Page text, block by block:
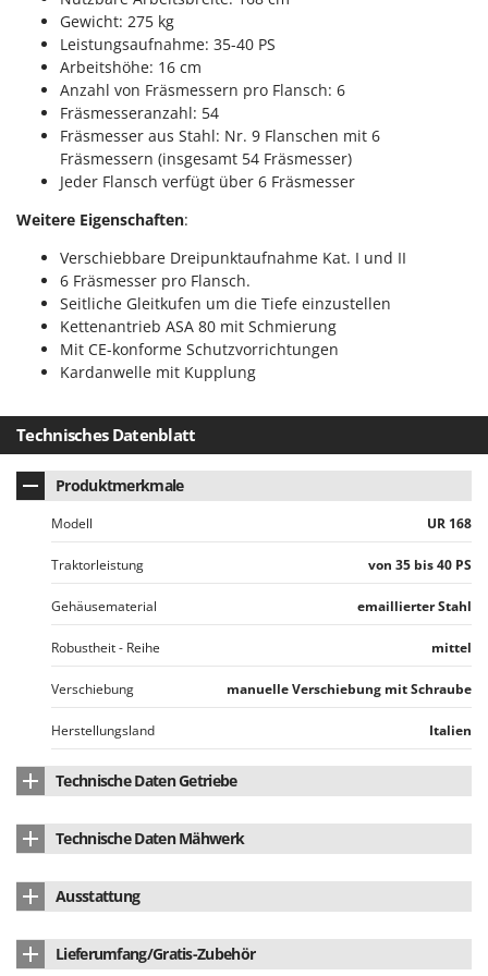
Rührtöpfe mit Elektrischem Rührwerk
Rupfmaschinen
Sämaschinen und Düngerstreuer
Scheibenpflüge
Schneefräsen
Schneeräumer
Schrotmühlen - elektrisch
Schwader für Traktoren
Schweißgeräte
Seilwinden - Motorseilwinden
Sichelmulcher für Traktoren
Sortierer für Oliven
Sprühgeräte für Pflanzenbehandlung
Stäubegeräte für Traktor
Staubsauger - Elektrobesen
Teppichreiniger und Teppichbodenreiniger
Thermische und mechanische Unkrautbrenner
Tomatenpressen
Traktor-Heckenscheren mit Ausleger
U
Umkehrfräsen
V
Vakuumiergeräte
Vertikutierer
GreenBay
Greenworks
GRIFO
GVS
GYS
H
Hailo
Henx
HiKOKI
Honda
Il-Tec
Imperia
Infaco
Intec
Intex
Iseki
ITM
JOLLY ITALIA
K
KAAZ
Karcher
Kasco
Kemper
Keter
Gewicht: 275 kg
Leistungsaufnahme: 35-40 PS
Arbeitshöhe: 16 cm
Anzahl von Fräsmessern pro Flansch: 6
Fräsmesseranzahl: 54
Fräsmesser aus Stahl: Nr. 9 Flanschen mit 6
Fräsmessern (insgesamt 54 Fräsmesser)
Jeder Flansch verfügt über 6 Fräsmesser
Weitere Eigenschaften:
Verschiebbare Dreipunktaufnahme Kat. I und II
6 Fräsmesser pro Flansch.
Seitliche Gleitkufen um die Tiefe einzustellen
Kettenantrieb ASA 80 mit Schmierung
Mit CE-konforme Schutzvorrichtungen
Kardanwelle mit Kupplung
Technisches Datenblatt
Produktmerkmale
Modell UR 168
Traktorleistung von 35 bis 40 PS
Gehäusematerial emaillierter Stahl
Robustheit - Reihe mittel
Verschiebung manuelle Verschiebung mit Schraube
Herstellungsland Italien
Technische Daten Getriebe
Schraubenantrieb
Technische Daten Mähwerk
Arbeitsbreite 168 cm
Anz. Klingen
Ausstattung
Hintere, verstellbare Haube ja
Lieferumfang/Gratis-Zubehör